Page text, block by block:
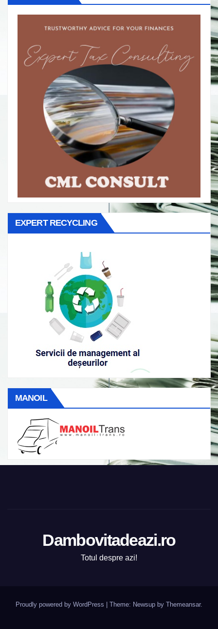
EXPERT RECYCLING
MANOIL
Dambovitadeazi.ro
Totul despre azi!
Proudly powered by WordPress | Theme: Newsup by Themeansar.